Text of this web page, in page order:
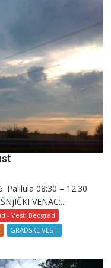
Palilula 08:30 – 12:30
VENAC:...
- Vesti Beograd
GRADSKE VESTI